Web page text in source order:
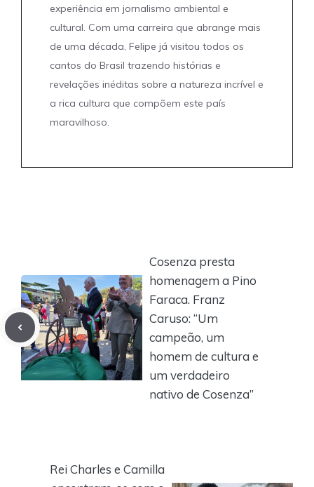
experiência em jornalismo ambiental e
cultural. Com uma carreira que abrange mais
de uma década, Felipe já visitou todos os
cantos do Brasil trazendo histórias e
revelações inéditas sobre a natureza incrível e
a rica cultura que compõem este país
maravilhoso.
Cosenza presta
homenagem a Pino
Faraca. Franz
Caruso: “Um
campeão, um
homem de cultura e
um verdadeiro
nativo de Cosenza”
Rei Charles e Camilla